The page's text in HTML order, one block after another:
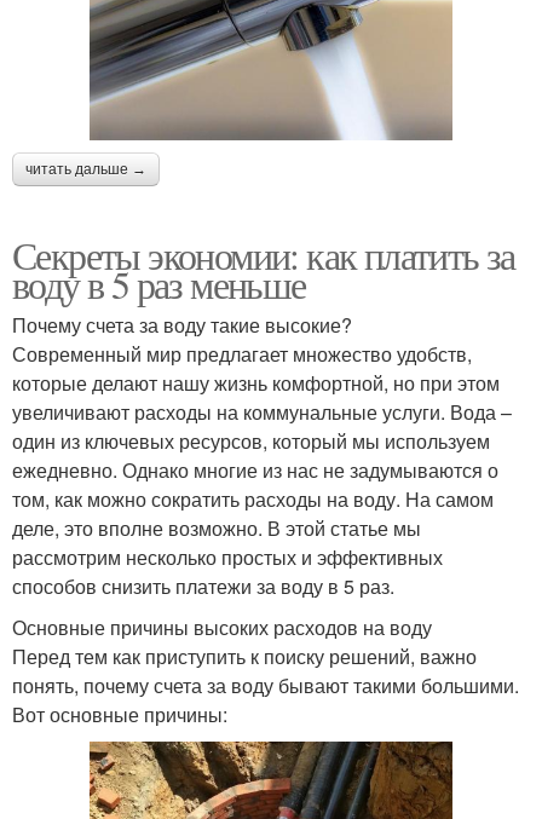
читать дальше →
Секреты экономии: как платить за
воду в 5 раз меньше
Почему счета за воду такие высокие?
Современный мир предлагает множество удобств,
которые делают нашу жизнь комфортной, но при этом
увеличивают расходы на коммунальные услуги. Вода –
один из ключевых ресурсов, который мы используем
ежедневно. Однако многие из нас не задумываются о
том, как можно сократить расходы на воду. На самом
деле, это вполне возможно. В этой статье мы
рассмотрим несколько простых и эффективных
способов снизить платежи за воду в 5 раз.
Основные причины высоких расходов на воду
Перед тем как приступить к поиску решений, важно
понять, почему счета за воду бывают такими большими.
Вот основные причины: